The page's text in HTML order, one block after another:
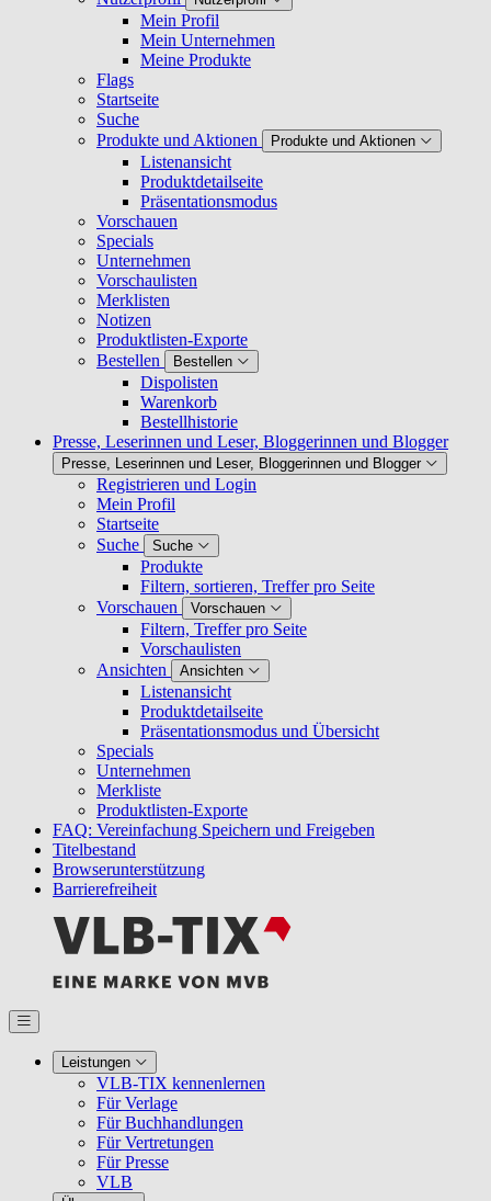
Mein Profil
Mein Unternehmen
Meine Produkte
Flags
Startseite
Suche
Produkte und Aktionen
Produkte und Aktionen
Listenansicht
Produktdetailseite
Präsentationsmodus
Vorschauen
Specials
Unternehmen
Vorschaulisten
Merklisten
Notizen
Produktlisten-Exporte
Bestellen
Bestellen
Dispolisten
Warenkorb
Bestellhistorie
Presse, Leserinnen und Leser, Bloggerinnen und Blogger
Presse, Leserinnen und Leser, Bloggerinnen und Blogger
Registrieren und Login
Mein Profil
Startseite
Suche
Suche
Produkte
Filtern, sortieren, Treffer pro Seite
Vorschauen
Vorschauen
Filtern, Treffer pro Seite
Vorschaulisten
Ansichten
Ansichten
Listenansicht
Produktdetailseite
Präsentationsmodus und Übersicht
Specials
Unternehmen
Merkliste
Produktlisten-Exporte
FAQ: Vereinfachung Speichern und Freigeben
Titelbestand
Browserunterstützung
Barrierefreiheit
Leistungen
VLB-TIX kennenlernen
Für Verlage
Für Buchhandlungen
Für Vertretungen
Für Presse
VLB